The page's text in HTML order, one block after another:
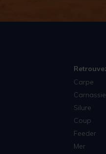
Carpe
Silure
Coup
Feeder
Mer